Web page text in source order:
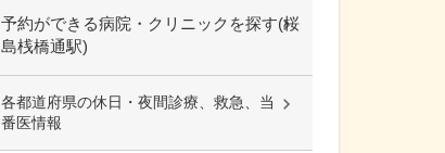
予約ができる病院・クリニックを探す(桜
島桟橋通駅)
各都道府県の休日・夜間診療、救急、当
番医情報